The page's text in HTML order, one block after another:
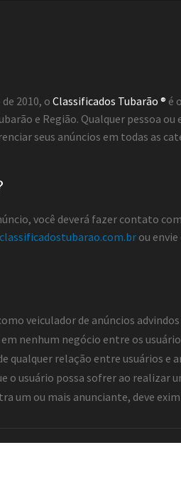
2010, o Classificados Tubarão ® é
e Região. Qualquer pessoa ou
seus anúncios em todas as
você deverá fazer contato
ou
veiculador de anúncios
nenhum negócio entre os
qualquer relação entre usuários
o usuário possa sofrer ao realizar
um ou mais anunciante, deve